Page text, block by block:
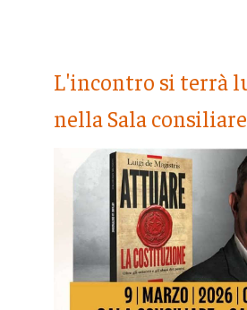
L'incontro si terrà
nella Sala consiliare